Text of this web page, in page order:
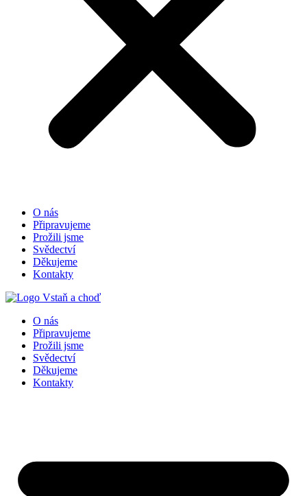
O nás
Připravujeme
Prožili jsme
Svědectví
Děkujeme
Kontakty
O nás
Připravujeme
Prožili jsme
Svědectví
Děkujeme
Kontakty